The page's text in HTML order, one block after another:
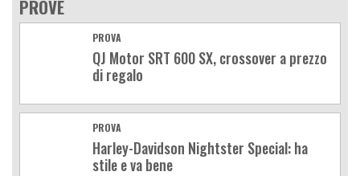
PROVE
PROVA
QJ Motor SRT 600 SX, crossover a prezzo
di regalo
PROVA
Harley-Davidson Nightster Special: ha
stile e va bene